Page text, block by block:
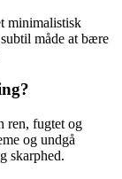
minimalistisk
måde at bære
ren, fugtet og
og undgå
skarphed.